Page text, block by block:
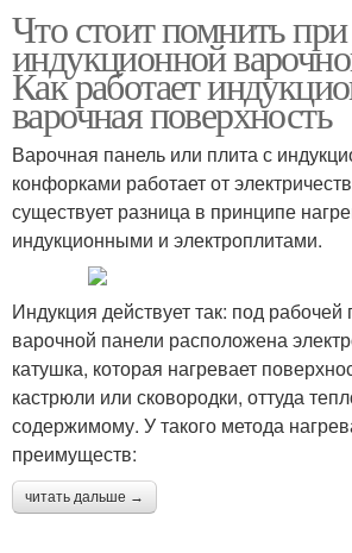
Что стоит помнить
индукционной
Как работает
варочная поверхность
Варочная панель или плита с
конфорками работает от
существует разница в принципе
индукционными и электроплитами.
Индукция действует так: под
варочной панели расположена
катушка, которая нагревает
кастрюли или сковородки, оттуда
содержимому. У такого метода
преимуществ:
читать дальше →